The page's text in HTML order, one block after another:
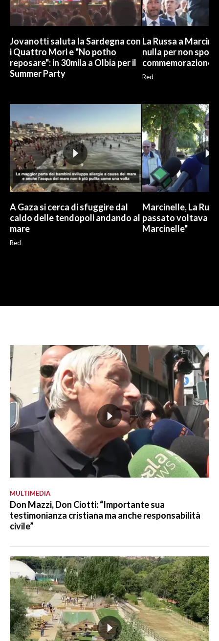
Jovanotti saluta la Sardegna con
i Quattro Mori e "No potho
reposare": in 30mila a Olbia per il
Summer Party
La Russa a
nulla per non
commemorazione
Red
A Gaza si cerca di sfuggire dal
caldo delle tendopoli andando al
mare
Red
Marcinelle, La
passato voltava le
Marcinelle"
MULTIMEDIA
Don Mazzi, Don Ciotti: “Importante sua
testimonianza cristiana ma anche responsabilità
civile”